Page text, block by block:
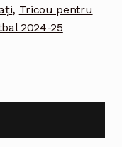
, Tricou pentru
2024-25